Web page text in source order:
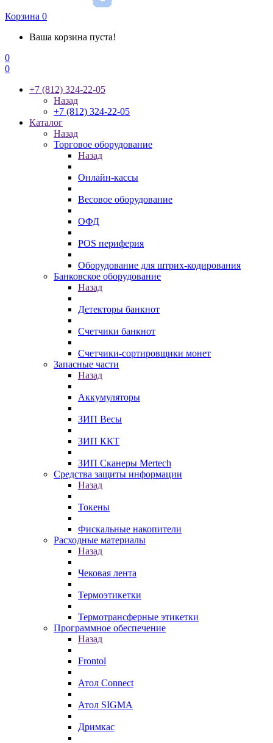
Корзина 0
Ваша корзина пуста!
0
0
+7 (812) 324-22-05
Назад
+7 (812) 324-22-05
Каталог
Назад
Торговое оборудование
Назад
Онлайн-кассы
Весовое оборудование
ОФД
POS периферия
Оборудование для штрих-кодирования
Банковское оборудование
Назад
Детекторы банкнот
Счетчики банкнот
Счетчики-сортировщики монет
Запасные части
Назад
Аккумуляторы
ЗИП Весы
ЗИП ККТ
ЗИП Сканеры Mertech
Средства защиты информации
Назад
Токены
Фискальные накопители
Расходные материалы
Назад
Чековая лента
Термоэтикетки
Термотрансферные этикетки
Программное обеспечение
Назад
Frontol
Атол Connect
Атол SIGMA
Дримкас